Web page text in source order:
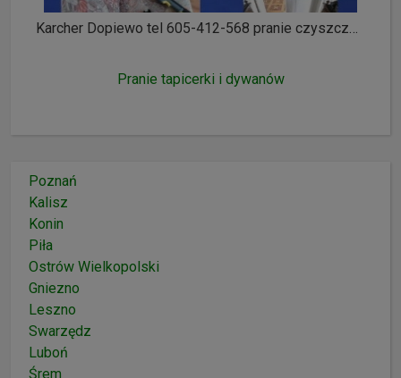
Karcher Dopiewo tel 605-412-568 pranie czyszczenie wykładzin dywanów tapicerki meblowej i samochodowej ozonowanie
Pranie tapicerki i dywanów
Poznań
Kalisz
Konin
Piła
Ostrów Wielkopolski
Gniezno
Leszno
Swarzędz
Luboń
Śrem